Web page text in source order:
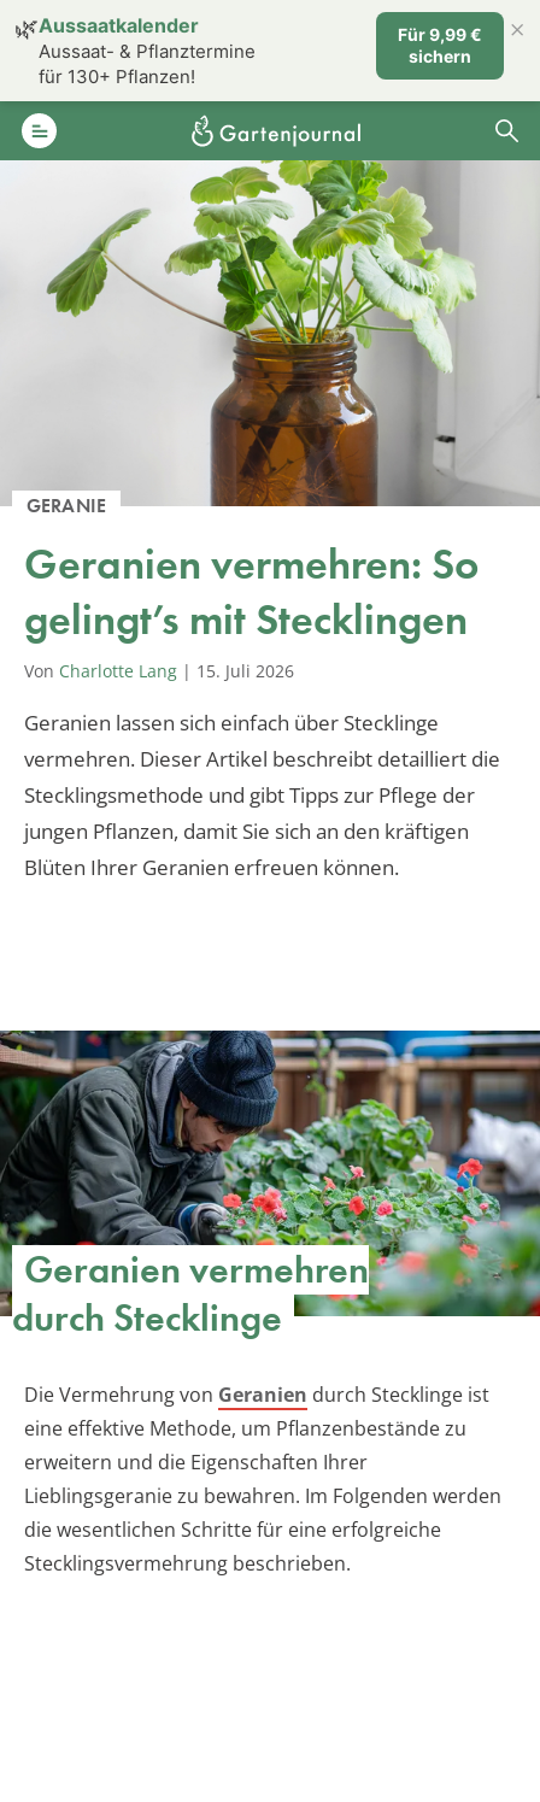
GERANIE
Geranien vermehren: So
gelingt’s mit Stecklingen
Von Charlotte Lang | 15. Juli 2026
Geranien lassen sich einfach über Stecklinge
vermehren. Dieser Artikel beschreibt detailliert die
Stecklingsmethode und gibt Tipps zur Pflege der
jungen Pflanzen, damit Sie sich an den kräftigen
Blüten Ihrer Geranien erfreuen können.
Geranien vermehren
durch Stecklinge
Die Vermehrung von Geranien durch Stecklinge ist
eine effektive Methode, um Pflanzenbestände zu
erweitern und die Eigenschaften Ihrer
Lieblingsgeranie zu bewahren. Im Folgenden werden
die wesentlichen Schritte für eine erfolgreiche
Stecklingsvermehrung beschrieben.
🌿Aussaatkalender
Aussaat- & Pflanztermine
für 130+ Pflanzen!
Für 9,99 €
sichern
×